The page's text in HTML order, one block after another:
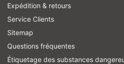
Expédition & retours
Service Clients
Sitemap
Questions fréquentes
Étiquetage des substances